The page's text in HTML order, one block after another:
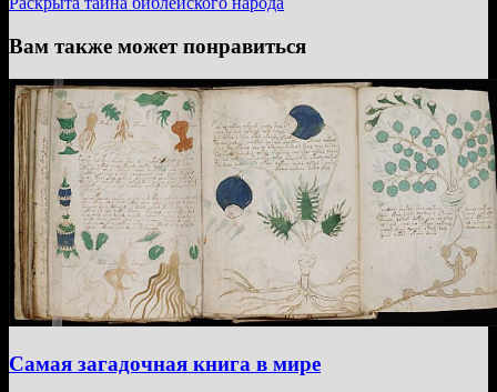
Вам также может понравиться
Самая загадочная книга в мире